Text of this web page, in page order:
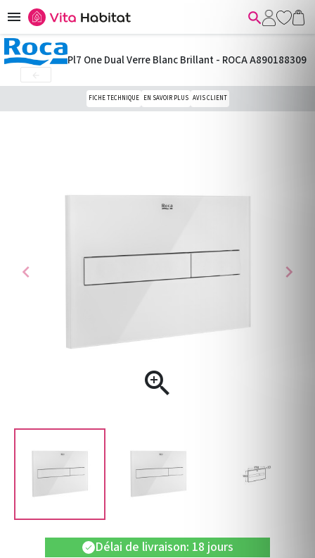
 
chevron_left

chevron_right
Pl7 One Dual Verre Blanc Brillant - ROCA A890188309
FICHE TECHNIQUE EN SAVOIR PLUS AVIS CLIENT
check Délai de livraison: 18 jours